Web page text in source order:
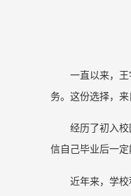
一直以来，
务。这份选择，来
经历了初入
信自己毕业后一定
近年来，学